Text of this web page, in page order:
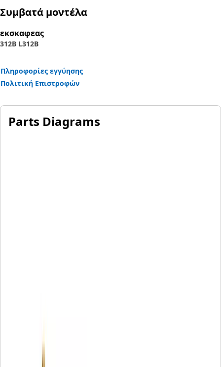
Συμβατά μοντέλα
εκσκαφεας
312B L312B
Πληροφορίες εγγύησης
Πολιτική Επιστροφών
Parts Diagrams